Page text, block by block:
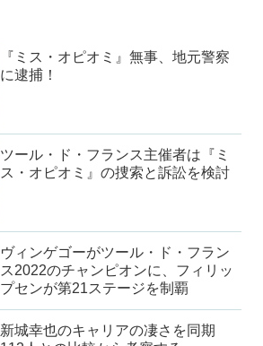
『ミス・オピオミ』無事、地元警察
に逮捕！
ツール・ド・フランス主催者は『ミ
ス・オピオミ』の捜索と訴訟を検討
ヴィンゲゴーがツール・ド・フラン
ス2022のチャンピオンに、フィリッ
プセンが第21ステージを制覇
新城幸也のキャリアの凄さを同期